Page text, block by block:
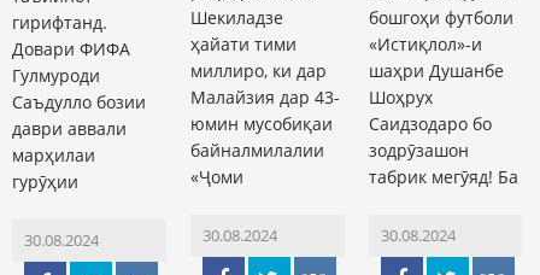
гирифтанд.
Довари ФИФА
Гулмуроди
Саъдулло бозии
даври аввали
марҳилаи
гурӯҳии
30.08.2024
Шекиладзе
ҳайати тими
миллиро, ки дар
Малайзия дар 43-
юмин мусобиқаи
байналмилалии
«Ҷоми
30.08.2024
бошгоҳи футболи
«Истиқлол»-и
шаҳри Душанбе
Шоҳрух
Саидзодаро бо
зодрӯзашон
табрик мегӯяд! Ба
30.08.2024